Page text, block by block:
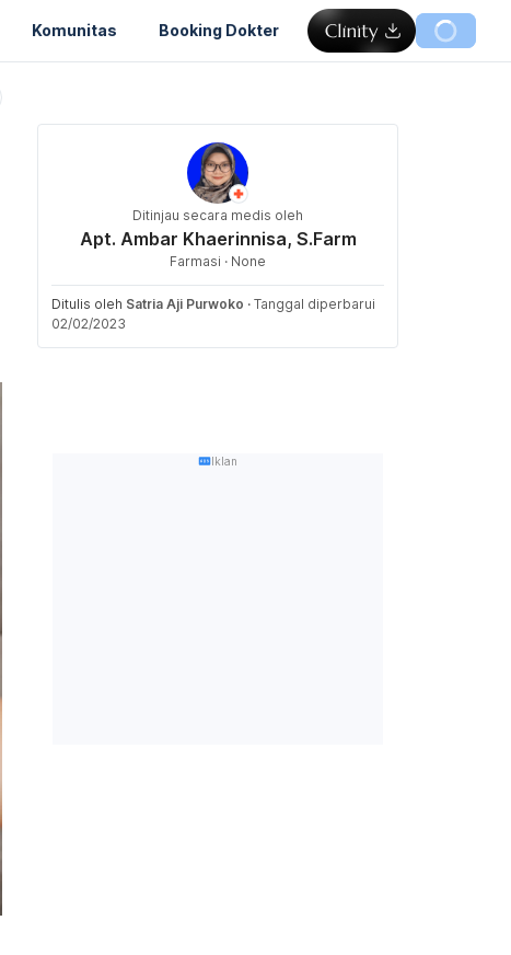
Komunitas Booking Dokter
Ditinjau secara medis oleh
Apt. Ambar Khaerinnisa, S.Farm
Farmasi · None
Ditulis oleh Satria Aji Purwoko · Tanggal diperbarui
02/02/2023
Iklan